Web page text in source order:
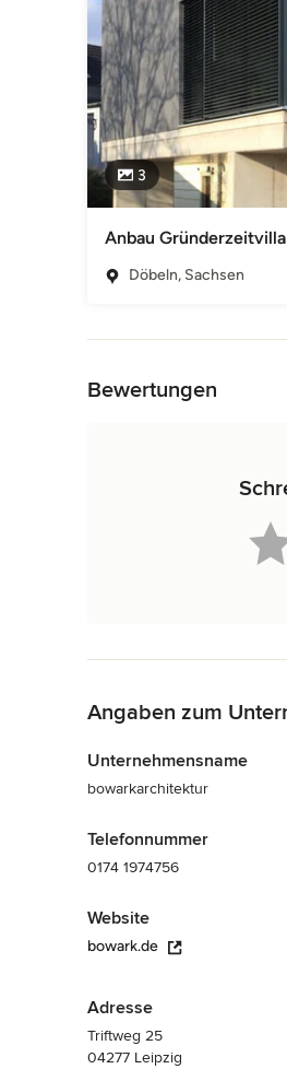
3
Anbau Gründerzeitvilla
Döbeln, Sachsen
Bewertungen
Angaben zum
Unternehmensname
bowarkarchitektur
Telefonnummer
0174 1974756
Website
bowark.de
Adresse
Triftweg 25
04277 Leipzig